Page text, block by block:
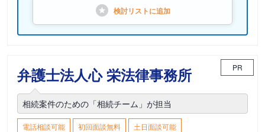
検討リストに追加
弁護士法人心 栄法律事務所 PR
相続案件のための「相続チーム」が担当
電話相談可能 初回面談無料
土日面談可能